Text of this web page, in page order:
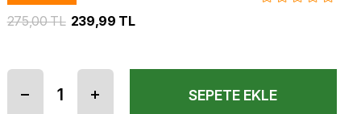
275,00 TL 239,99 TL